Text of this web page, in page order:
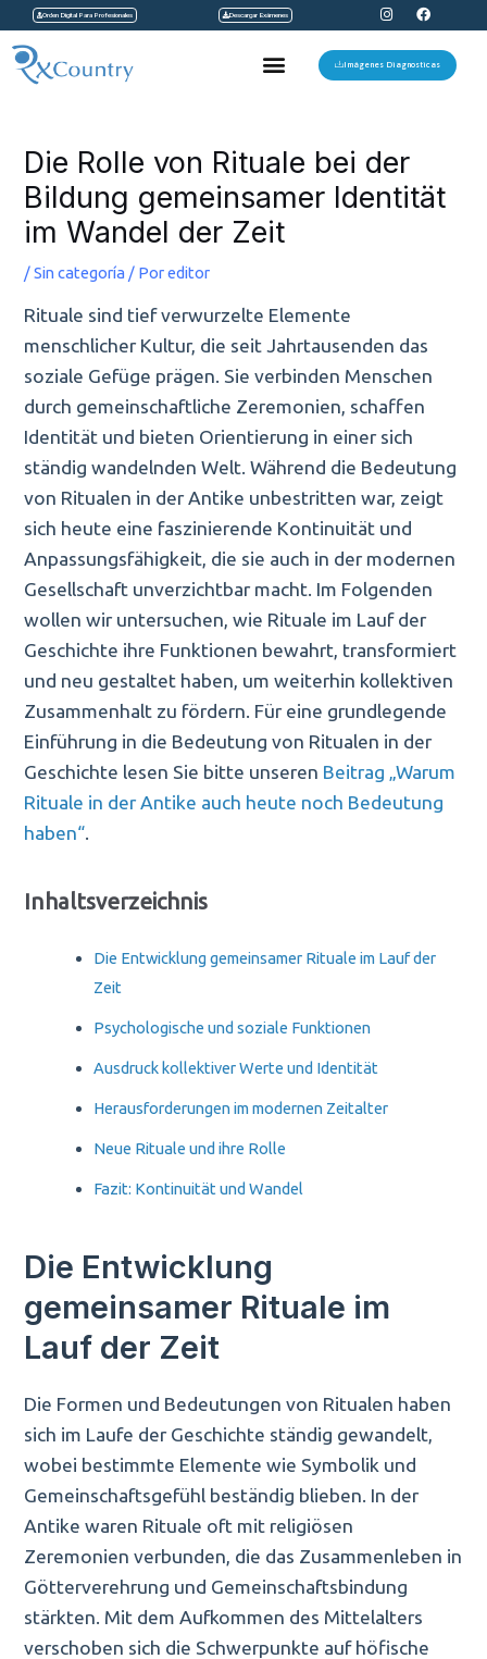
contenido
Orden Digital Para Profesionales Descargar Exámenes
I
n
s
t
a
F
a
c
e
b
Menu Imágenes Diagnosticas
Die Rolle von Rituale bei der
Bildung gemeinsamer Identität
im Wandel der Zeit
/Sin categoría / Poreditor
Rituale sind tief verwurzelte Elemente
menschlicher Kultur, die seit Jahrtausenden das
soziale Gefüge prägen. Sie verbinden Menschen
durch gemeinschaftliche Zeremonien, schaffen
Identität und bieten Orientierung in einer sich
ständig wandelnden Welt. Während die Bedeutung
von Ritualen in der Antike unbestritten war, zeigt
sich heute eine faszinierende Kontinuität und
Anpassungsfähigkeit, die sie auch in der modernen
Gesellschaft unverzichtbar macht. Im Folgenden
wollen wir untersuchen, wie Rituale im Lauf der
Geschichte ihre Funktionen bewahrt, transformiert
und neu gestaltet haben, um weiterhin kollektiven
Zusammenhalt zu fördern. Für eine grundlegende
Einführung in die Bedeutung von Ritualen in der
Geschichte lesen Sie bitte unseren Beitrag „Warum
Rituale in der Antike auch heute noch Bedeutung
haben“
Inhaltsverzeichnis
Die Entwicklung gemeinsamer Rituale im Lauf der
Zeit
Psychologische und soziale Funktionen
Ausdruck kollektiver Werte und Identität
Herausforderungen im modernen Zeitalter
Neue Rituale und ihre Rolle
Fazit: Kontinuität und Wandel
Die Entwicklung
gemeinsamer Rituale im
Lauf der Zeit
Die Formen und Bedeutungen von Ritualen haben
sich im Laufe der Geschichte ständig gewandelt,
wobei bestimmte Elemente wie Symbolik und
Gemeinschaftsgefühl beständig blieben. In der
Antike waren Rituale oft mit religiösen
Zeremonien verbunden, die das Zusammenleben in
Götterverehrung und Gemeinschaftsbindung
stärkten. Mit dem Aufkommen des Mittelalters
verschoben sich die Schwerpunkte auf höfische
entradas